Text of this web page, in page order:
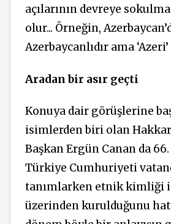
açılarının devreye
olur... Örneğin,
Azerbaycanlıdır ama
Aradan bir asır geçti
Konuya dair görüşlerine
isimlerden biri olan
Başkan Ergün Canan da
Türkiye Cumhuriyeti
tanımlarken etnik kimliği
üzerinden kurulduğunu